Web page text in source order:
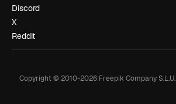
Discord
X
Reddit
Copyright © 2010-2026Freepik Company S.L.U.